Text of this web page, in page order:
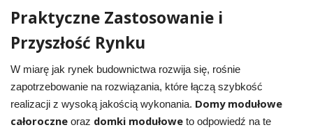
Praktyczne Zastosowanie i
Przyszłość Rynku
W miarę jak rynek budownictwa rozwija się, rośnie
zapotrzebowanie na rozwiązania, które łączą szybkość
realizacji z wysoką jakością wykonania. Domy modułowe
całoroczneoraz domki modułoweto odpowiedź na te